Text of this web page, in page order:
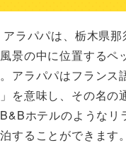
ラパパは、栃木県
景の中に位置するペ
アラパパはフランス
」を意味し、その名の
ホテルのようなリ
することができます。